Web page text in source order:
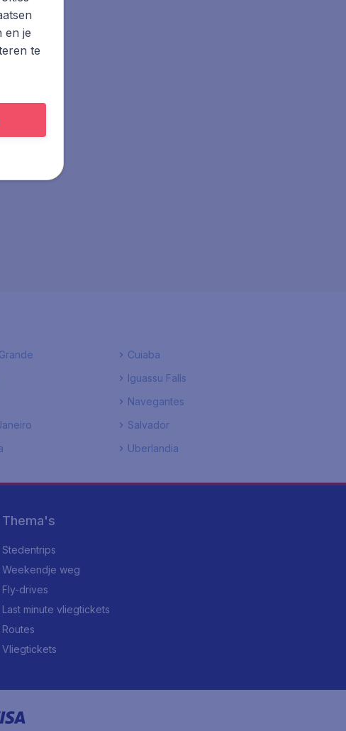
Cuiaba
Iguassu Falls
Navegantes
Salvador
Uberlandia
Thema's
Stedentrips
Weekendje weg
Fly-drives
Last minute vliegtickets
Routes
Vliegtickets
en je
te